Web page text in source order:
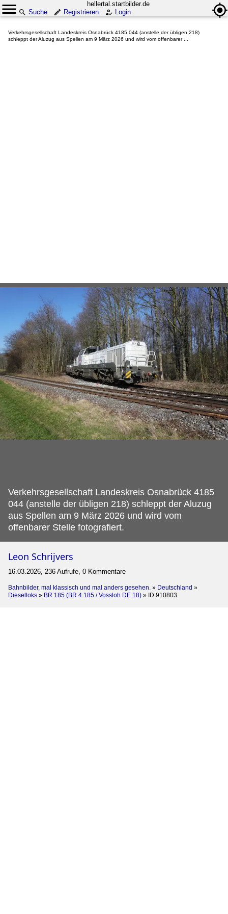
hellertal.startbilder.de
Suche
Registrieren Login
Verkehrsgesellschaft Landeskreis Osnabrück 4185 044 (anstelle der übligen 218)
schleppt der Aluzug aus Spellen am 9 März 2026 und wird vom offenbarer ...
Verkehrsgesellschaft Landeskreis Osnabrück 4185
044 (anstelle der übligen 218) schleppt der Aluzug
aus Spellen am 9 März 2026 und wird vom
offenbarer Stelle fotografiert.
Leon Schrijvers
16.03.2026, 236 Aufrufe, 0 Kommentare
Bahnbilder, mal klassisch und mal anders gesehen. » Deutschland »
Dieselloks » BR 185 (BR 4 185 / Vossloh DE 18) » ID 910803